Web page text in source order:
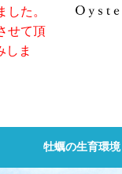
た。
せて頂
しま
牡蠣の生育環境